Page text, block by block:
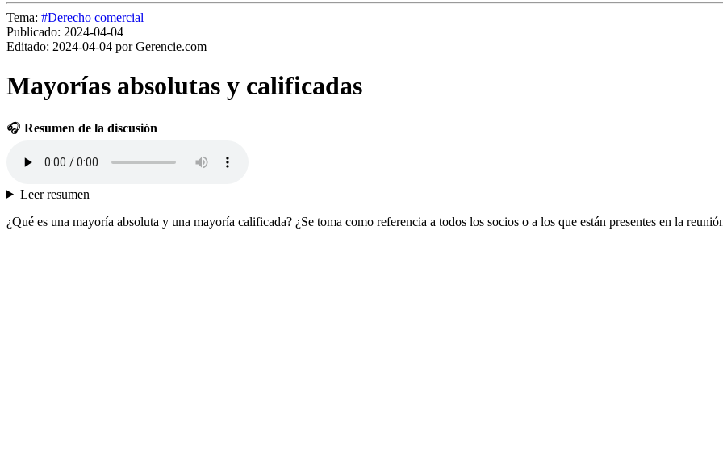
Tema: #Derecho comercial
Publicado: 2024-04-04
Editado: 2024-04-04 por Gerencie.com
Mayorías absolutas y calificadas
🎧 Resumen de la discusión
Leer resumen
¿Qué es una mayoría absoluta y una mayoría calificada? ¿Se toma como referencia a todos los socios o a los que están presentes en la